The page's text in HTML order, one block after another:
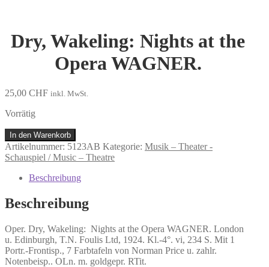
Dry, Wakeling: Nights at the
Opera WAGNER.
25,00 CHF inkl. MwSt.
Vorrätig
Dry,
Wakeling:
Nights
WAGNER.
Menge
In den Warenkorb
Artikelnummer: 5123AB Kategorie: Musik – Theater -
Schauspiel / Music – Theatre
Beschreibung
Beschreibung
Oper. Dry, Wakeling: Nights at the Opera WAGNER. London
u. Edinburgh, T.N. Foulis Ltd, 1924. Kl.-4°. vi, 234 S. Mit 1
Portr.-Frontisp., 7 Farbtafeln von Norman Price u. zahlr.
Notenbeisp.. OLn. m. goldgepr. RTit.